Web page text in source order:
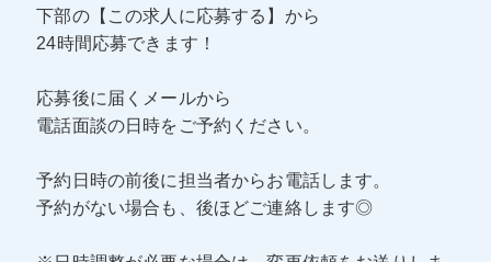
下部の【この求人に応募する】から
24時間応募できます！
応募後に届くメールから
電話面談の日時をご予約ください。
予約日時の前後に担当者からお電話します。
予約がない場合も、後ほどご連絡します◎